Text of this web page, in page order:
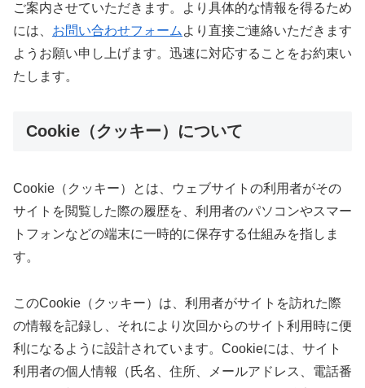
ご案内させていただきます。より具体的な情報を得るため
には、 お問い合わせフォーム より直接ご連絡いただきます
ようお願い申し上げます。迅速に対応することをお約束い
たします。
Cookie（クッキー）について
Cookie（クッキー）とは、ウェブサイトの利用者がその
サイトを閲覧した際の履歴を、利用者のパソコンやスマー
トフォンなどの端末に一時的に保存する仕組みを指しま
す。
このCookie（クッキー）は、利用者がサイトを訪れた際
の情報を記録し、それにより次回からのサイト利用時に便
利になるように設計されています。Cookieには、サイト
利用者の個人情報（氏名、住所、メールアドレス、電話番